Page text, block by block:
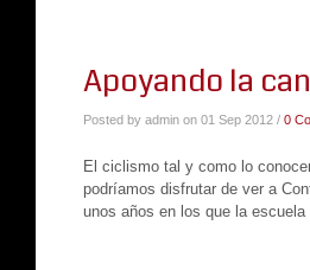
Apoyando la
Posted by admin on 01 Sep 2012 / 0
El ciclismo tal y como lo
podríamos disfrutar de ver a
unos años en los que la